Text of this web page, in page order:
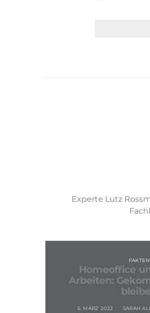
Experte Lutz
FAKTEN
Homeoffice
Arbeiten:
5. MÄRZ 2022 SARAH